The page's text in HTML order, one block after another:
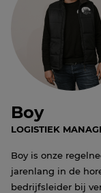
Boy
LOGISTIEK
Boy is onze
jarenlang in de
bedrijfsleider bij